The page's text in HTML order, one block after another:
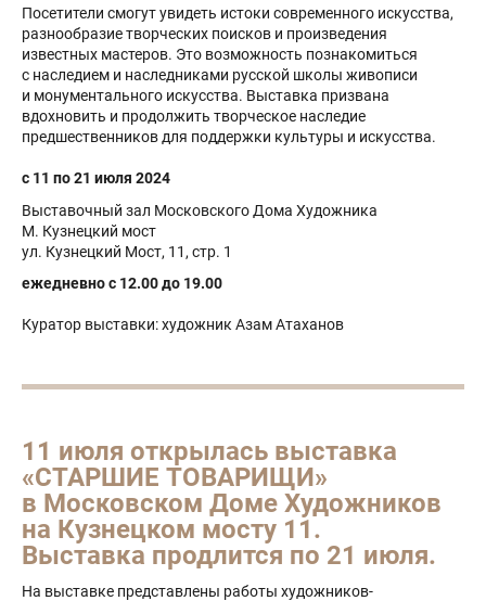
Посетители смогут увидеть истоки современного искусства,
разнообразие творческих поисков и произведения
известных мастеров. Это возможность познакомиться
с наследием и наследниками русской школы живописи
и монументального искусства. Выставка призвана
вдохновить и продолжить творческое наследие
предшественников для поддержки культуры и искусства.
с 11 по 21 июля 2024
Выставочный зал Московского Дома Художника
М. Кузнецкий мост
ул. Кузнецкий Мост, 11, стр. 1
ежедневно с 12.00 до 19.00
Куратор выставки: художник Азам Атаханов
11 июля открылась выставка
«СТАРШИЕ ТОВАРИЩИ»
в Московском Доме Художников
на Кузнецком мосту 11.
Выставка продлится по 21 июля.
На выставке представлены работы художников-